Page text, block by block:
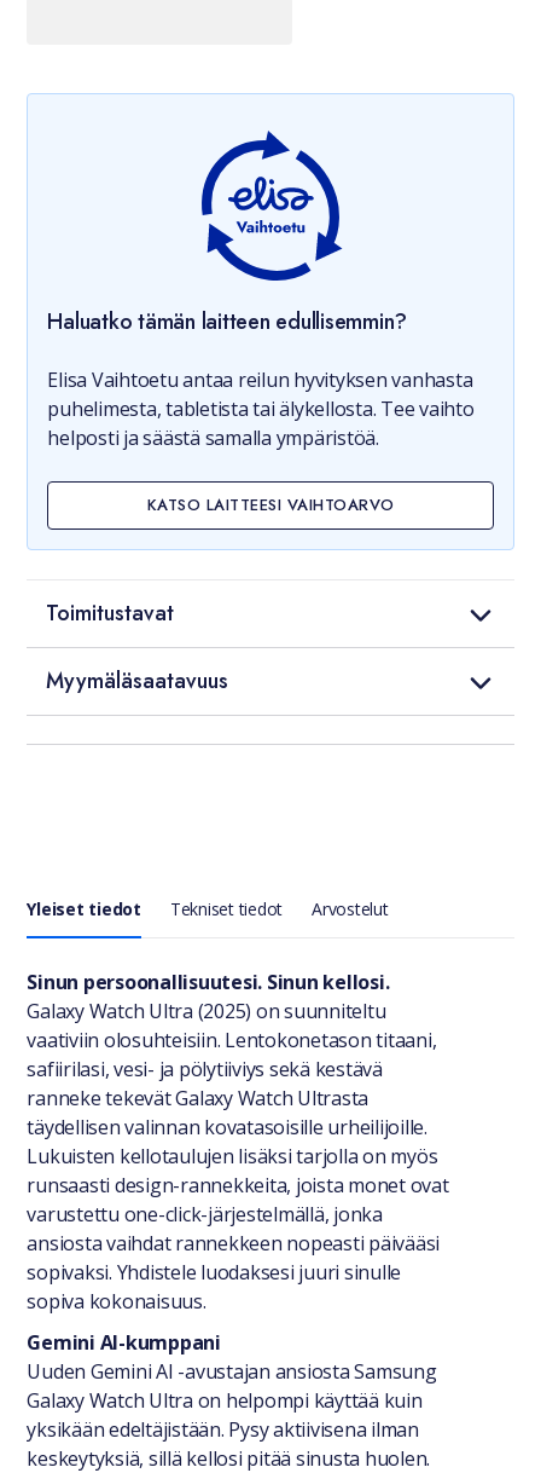
Haluatko tämän laitteen edullisemmin?
Elisa Vaihtoetu antaa reilun hyvityksen vanhasta
puhelimesta, tabletista tai älykellosta. Tee vaihto
helposti ja säästä samalla ympäristöä.
KATSO LAITTEESI VAIHTOARVO
Toimitustavat
Myymäläsaatavuus
Yleiset tiedot Tekniset tiedot Arvostelut
Yleiset tiedot
Sinun persoonallisuutesi. Sinun kellosi.
Galaxy Watch Ultra (2025) on suunniteltu
vaativiin olosuhteisiin. Lentokonetason titaani,
safiirilasi, vesi- ja pölytiiviys sekä kestävä
ranneke tekevät Galaxy Watch Ultrasta
täydellisen valinnan kovatasoisille urheilijoille.
Lukuisten kellotaulujen lisäksi tarjolla on myös
runsaasti design-rannekkeita, joista monet ovat
varustettu one-click-järjestelmällä, jonka
ansiosta vaihdat rannekkeen nopeasti päivääsi
sopivaksi. Yhdistele luodaksesi juuri sinulle
sopiva kokonaisuus.
Gemini AI-kumppani
Uuden Gemini AI -avustajan ansiosta Samsung
Galaxy Watch Ultra on helpompi käyttää kuin
yksikään edeltäjistään. Pysy aktiivisena ilman
keskeytyksiä, sillä kellosi pitää sinusta huolen.